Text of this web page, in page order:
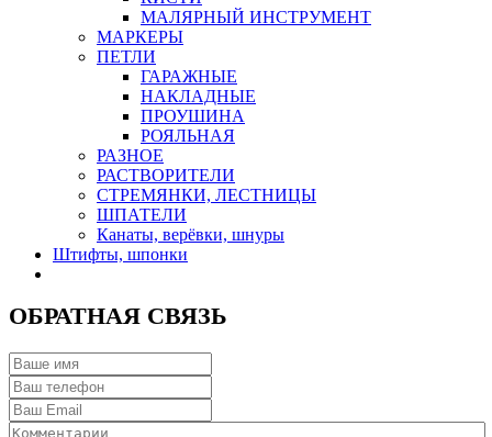
МАЛЯРНЫЙ ИНСТРУМЕНТ
МАРКЕРЫ
ПЕТЛИ
ГАРАЖНЫЕ
НАКЛАДНЫЕ
ПРОУШИНА
РОЯЛЬНАЯ
РАЗНОЕ
РАСТВОРИТЕЛИ
СТРЕМЯНКИ, ЛЕСТНИЦЫ
ШПАТЕЛИ
Канаты, верёвки, шнуры
Штифты, шпонки
ОБРАТНАЯ СВЯЗЬ